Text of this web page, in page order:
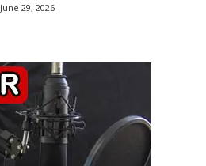
June 29, 2026